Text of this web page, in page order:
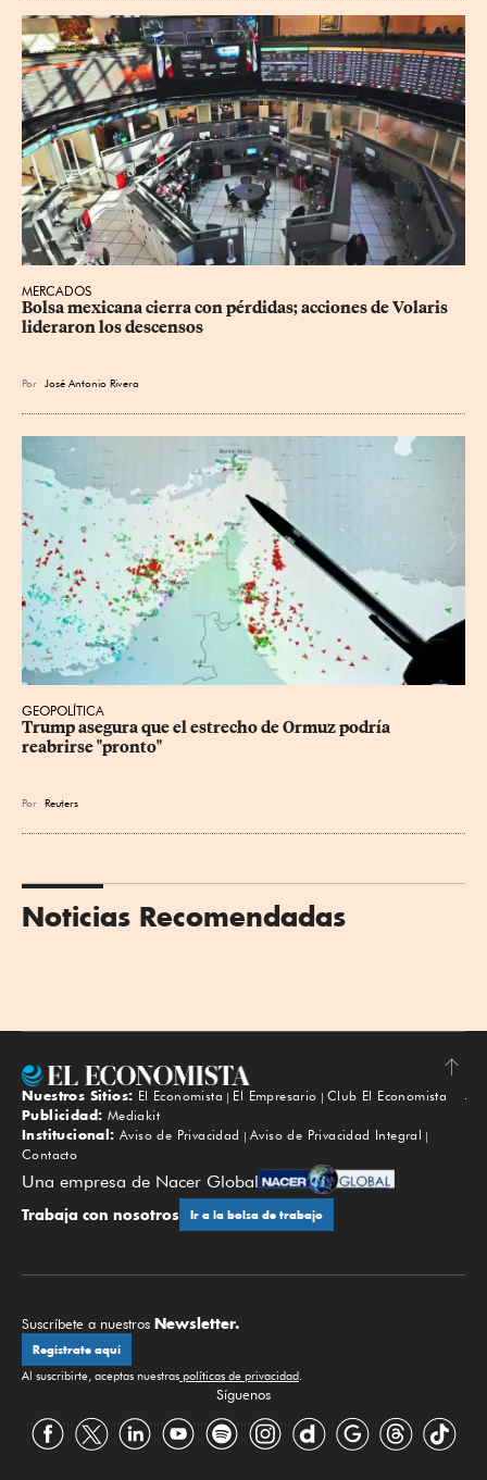
MERCADOS
Bolsa mexicana cierra con pérdidas; acciones de Volaris
lideraron los descensos
Por José Antonio Rivera
GEOPOLÍTICA
Trump asegura que el estrecho de Ormuz podría
reabrirse "pronto"
Por Reuters
Noticias Recomendadas
Subir
Nuestros Sitios: El Economista El Empresario
Club El Economista
Publicidad: Mediakit
Institucional: Aviso de Privacidad
Aviso de Privacidad Integral
Contacto
Una empresa de Nacer Global
Trabaja con nosotros Ir a la bolsa de trabajo
Suscríbete a nuestros Newsletter.
Regístrate aquí
Al suscribirte, aceptas nuestras políticas de privacidad.
Síguenos